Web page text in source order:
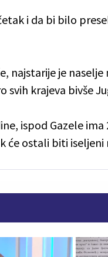
i da bi bilo
najstarije je
svih krajeva bivše
ispod Gazele
će ostali biti iseljeni